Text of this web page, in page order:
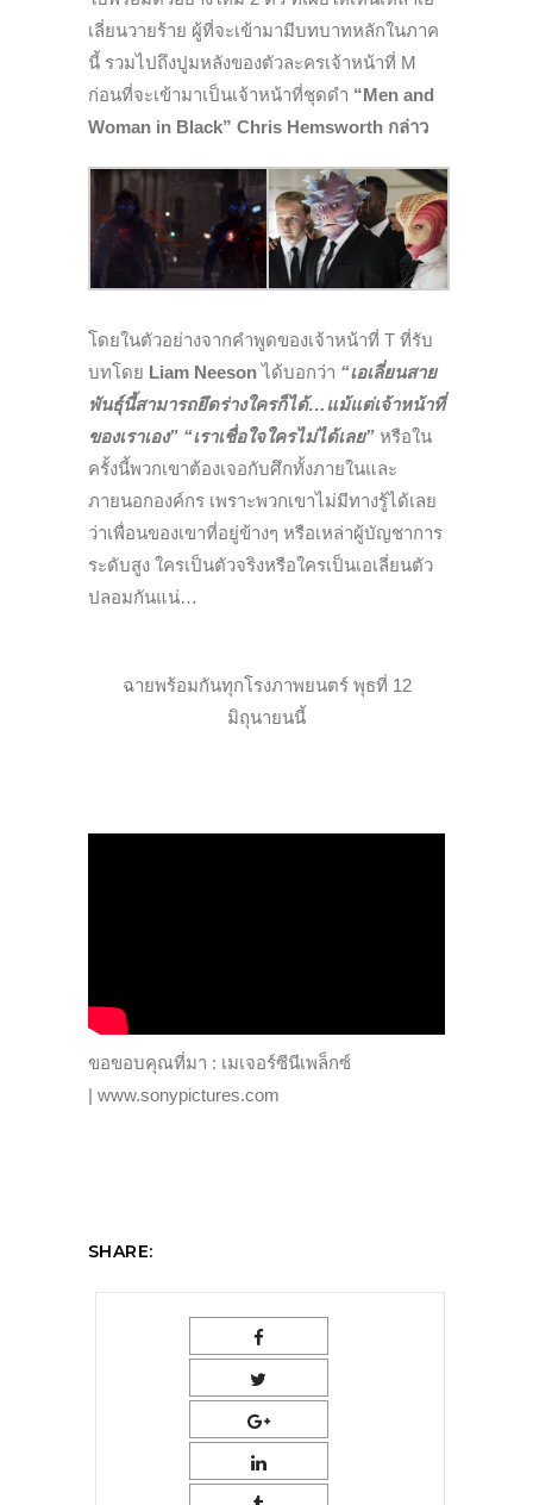
เลี่ยนวายร้าย ผู้ที่จะเข้ามามีบทบาทหลักในภาค
นี้ รวมไปถึงปูมหลังของตัวละครเจ้าหน้าที่ M
ก่อนที่จะเข้ามาเป็นเจ้าหน้าที่ชุดดำ “Men and
Woman in Black” Chris Hemsworth กล่าว
โดยในตัวอย่างจากคำพูดของเจ้าหน้าที่ T ที่รับ
บทโดย Liam Neesonได้บอกว่า “เอเลี่ยนสาย
พันธุ์นี้สามารถยึดร่างใครก็ได้…แม้แต่เจ้าหน้าที่
ของเราเอง” “เราเชื่อใจใครไม่ได้เลย” หรือใน
ครั้งนี้พวกเขาต้องเจอกับศึกทั้งภายในและ
ภายนอกองค์กร เพราะพวกเขาไม่มีทางรู้ได้เลย
ว่าเพื่อนของเขาที่อยู่ข้างๆ หรือเหล่าผู้บัญชาการ
ระดับสูง ใครเป็นตัวจริงหรือใครเป็นเอเลี่ยนตัว
ปลอมกันแน่…
ฉายพร้อมกันทุกโรงภาพยนตร์ พุธที่ 12
มิถุนายนนี้
ขอขอบคุณที่มา : เมเจอร์ซีนีเพล็กซ์
| www.sonypictures.com
SHARE: